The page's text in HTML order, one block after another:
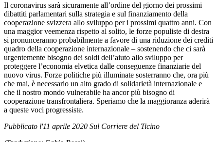
Il coronavirus sarà sicuramente all’ordine del giorno dei prossimi
dibattiti parlamentari sulla strategia e sul finanziamento della
cooperazione svizzera allo sviluppo per i prossimi quattro anni. Con
una maggior veemenza rispetto al solito, le forze populiste di destra
si pronunceranno probabilmente a favore di una riduzione dei crediti
quadro della cooperazione internazionale – sostenendo che ci sarà
urgentemente bisogno dei soldi dell’aiuto allo sviluppo per
proteggere l’economia elvetica dalle conseguenze finanziarie del
nuovo virus. Forze politiche più illuminate sosterranno che, ora più
che mai, è necessario un alto grado di solidarietà internazionale e
che il nostro mondo vulnerabile ha ancor più bisogno di
cooperazione transfrontaliera. Speriamo che la maggioranza aderirà
a queste voci progressiste.
Pubblicato l'11 aprile 2020 Sul Corriere del Ticino